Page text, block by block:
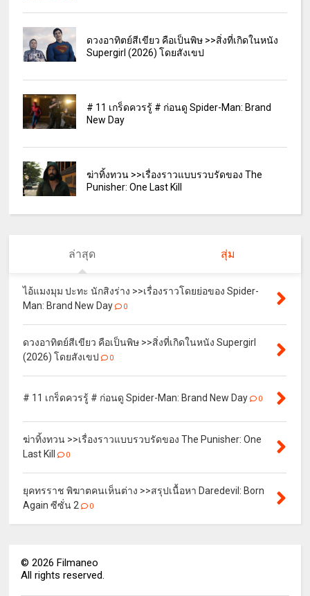
ดวงอาทิตย์สีเขียว คือเป็นพิษ >>สิ่งที่เกิดในหนัง
Supergirl (2026) โดยสังเขป
# 11 เกร็ดควรรู้ # ก่อนดู Spider-Man: Brand
New Day
ฆ่าทิ้งทวน >>เรื่องราวแบบรวบรัดของ The
Punisher: One Last Kill
ล่าสุด สุ่ม
ไอ้แมงมุม ปะทะ นักสิงร่าง >>เรื่องราวโดยย่อของ Spider-
Man: Brand New Day
0
ดวงอาทิตย์สีเขียว คือเป็นพิษ >>สิ่งที่เกิดในหนัง Supergirl
(2026) โดยสังเขป
0
# 11 เกร็ดควรรู้ # ก่อนดู Spider-Man: Brand New Day 0
ฆ่าทิ้งทวน >>เรื่องราวแบบรวบรัดของ The Punisher: One
Last Kill
0
ยุคทรราช พิฆาตคนเห็นต่าง >>สรุปเนื้อหา Daredevil: Born
Again ซีซั่น 2
0
©2026 Filmaneo
All rights reserved.